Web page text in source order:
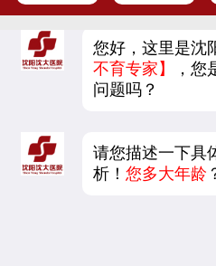
您好，这里是沈
不育专家】
，您
问题吗？
请您描述一下具
析！您多大年龄